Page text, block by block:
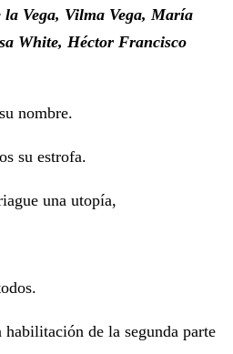
Vega, Vilma Vega, María
White, Héctor Francisco
nombre.
su estrofa.
una utopía,
de la segunda parte